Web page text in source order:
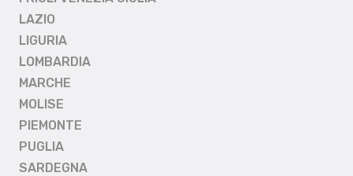
LAZIO
LIGURIA
LOMBARDIA
MARCHE
MOLISE
PIEMONTE
PUGLIA
SARDEGNA